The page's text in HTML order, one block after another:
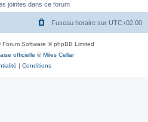
jointes dans ce forum
Fuseau horaire sur UTC+02:00
Forum Software © phpBB Limited
officielle ©Miles Cellar
| Conditions